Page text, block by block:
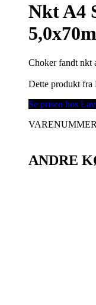
Nkt A4
Choker fandt nkt
Dette produkt fra
Se prisen hos
ANDRE